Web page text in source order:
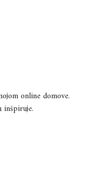
online domove.
inšpiruje.